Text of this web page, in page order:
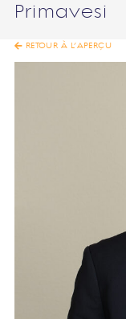
Primavesi
RETOUR À L’APERÇU